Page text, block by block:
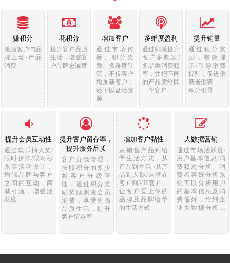
赚积分
激励客户与品
牌互动/产品
消费
花积分
提升客户品质
生活，增强客
户品牌忠诚度
增加客户
通过市场传
播、积分奖
励、多维度引
流，不仅客户
增加新客户，
还可以盘活资
源
多维度盈利
通过刺激提升
客户多频次/
多品类消费频
率，并把不同
的产品卖给同
一个客户
提升销量
通过积分奖
励，有效提
示/引导消费
提醒，促进消
费者消费
积分引导
提升会员互动性
通过欢乐抽大奖/
限时折扣/限时秒
杀等活动设计，
增强品牌与客户
之间的互动，商
城引流，增强活
跃度
提升客户留存率，
提升服务品质
客户分级管理，
按照积分的多少
将客户分级管
理，通过积分奖
励奖励刺激会员
消费，享受更高
品质生活，提升
客户留存率
增加客户黏性
从销售产品到给
予生活方式，从
产品到生活 /从产
品到人脉/从潜在
客户到VIP客户，
让客户爱上你的
品牌及品牌给予
的生活方式
大数据营销
通过市场活跃度/
用户基本信息/消
费频次分析、消
费者喜好分析系
统可以分析用户
的基本信息及消
费偏好，给到企
业大数据分析，